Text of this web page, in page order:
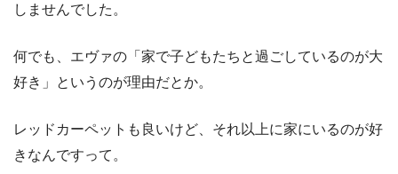
しませんでした。
何でも、エヴァの「家で子どもたちと過ごしているのが大
好き」というのが理由だとか。
レッドカーペットも良いけど、それ以上に家にいるのが好
きなんですって。